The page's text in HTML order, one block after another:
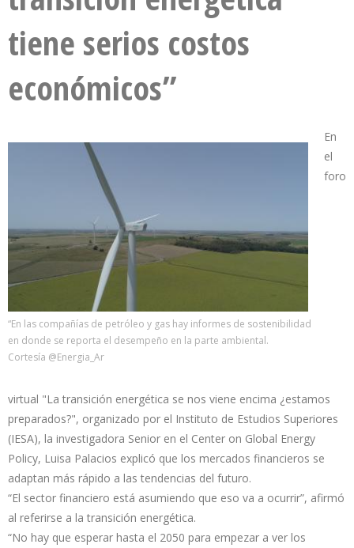
tiene serios costos
económicos”
“En las compañías de petróleo y gas hay informes de sostenibilidad
en donde se reporta el desempeño en la parte ambiental.
Cortesía @Energia_Ar
En
el
foro
virtual "La transición energética se nos viene encima ¿estamos
preparados?", organizado por el Instituto de Estudios Superiores
(IESA), la investigadora Senior en el Center on Global Energy
Policy, Luisa Palacios explicó que los mercados financieros se
adaptan más rápido a las tendencias del futuro.
“El sector financiero está asumiendo que eso va a ocurrir”, afirmó
al referirse a la transición energética.
“No hay que esperar hasta el 2050 para empezar a ver los